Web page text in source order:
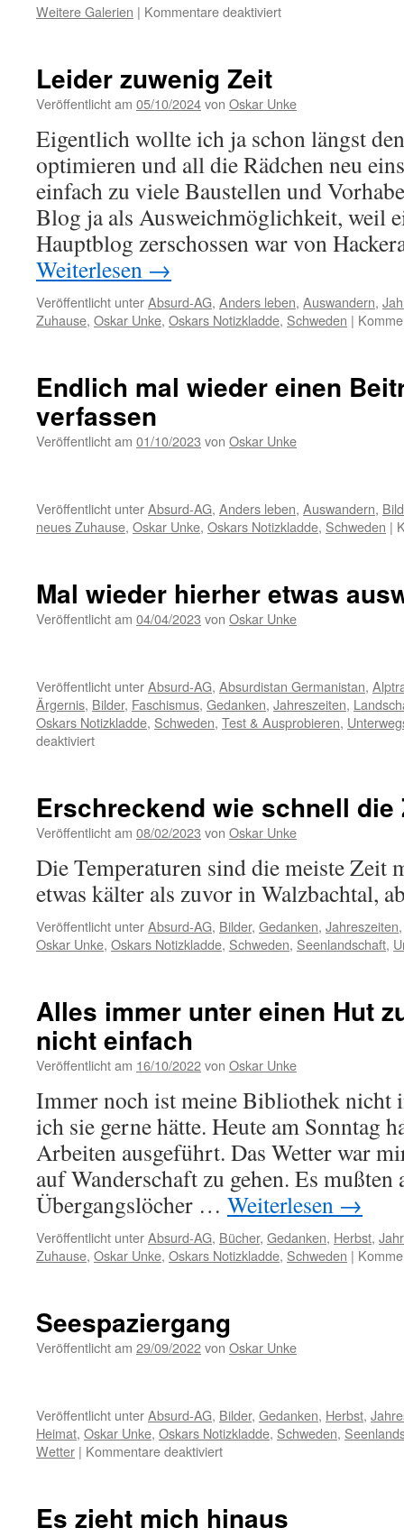
Weitere Galerien | Kommentare deaktiviertfür
Leider zuwenig Zeit
Veröffentlicht am 05/10/2024von Oskar Unke
Eigentlich wollte ich ja schon längst
optimieren und all die Rädchen neu
einfach zu viele Baustellen und
Blog ja als Ausweichmöglichkeit, weil
Hauptblog zerschossen war von
Weiterlesen →
Veröffentlicht unterAbsurd-AG, Anders leben, Auswandern,
Zuhause, Oskar Unke, Oskars Notizkladde, Schweden |
Endlich mal wieder einen
verfassen
Veröffentlicht am 01/10/2023 von Oskar Unke
Veröffentlicht unterAbsurd-AG, Anders leben, Auswandern,
neues Zuhause, Oskar Unke, Oskars Notizkladde, Schweden |
Mal wieder hierher etwas
Veröffentlicht am 04/04/2023 von Oskar Unke
Veröffentlicht unterAbsurd-AG, Absurdistan Germanistan,
Ärgernis, Bilder, Faschismus, Gedanken, Jahreszeiten,
Oskars Notizkladde, Schweden, Test & Ausprobieren,
deaktiviertfür
etwas
ausweichen
Erschreckend wie schnell die
Veröffentlicht am 08/02/2023 von Oskar Unke
Die Temperaturen sind die meiste Zeit
etwas kälter als zuvor in Walzbachtal,
Veröffentlicht unterAbsurd-AG, Bilder, Gedanken, Jahreszeiten
Oskar Unke, Oskars Notizkladde, Schweden, Seenlandschaft,
Alles immer unter einen Hut
nicht einfach
Veröffentlicht am 16/10/2022von Oskar Unke
Immer noch ist meine Bibliothek nicht
ich sie gerne hätte. Heute am Sonntag
Arbeiten ausgeführt. Das Wetter war
auf Wanderschaft zu gehen. Es mußten
Übergangslöcher … Weiterlesen →
Veröffentlicht unterAbsurd-AG, Bücher, Gedanken, Herbst,
Zuhause, Oskar Unke, Oskars Notizkladde, Schweden |
Seespaziergang
Veröffentlicht am 29/09/2022von Oskar Unke
Veröffentlicht unterAbsurd-AG, Bilder, Gedanken, Herbst,
Heimat, Oskar Unke, Oskars Notizkladde, Schweden,
Wetter | Kommentare deaktiviertfür
Es zieht mich hinaus